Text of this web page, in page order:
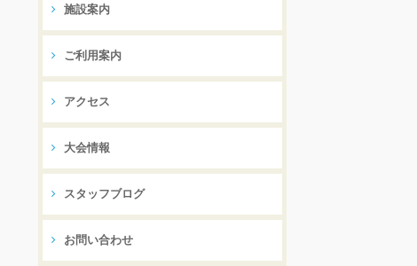
施設案内
ご利用案内
アクセス
大会情報
スタッフブログ
お問い合わせ